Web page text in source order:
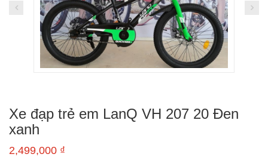
Xe đạp trẻ em LanQ VH 207 20 Đen
xanh
2,499,000 ₫